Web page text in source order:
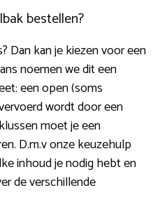
bestellen?
Dan kan je kiezen voor een
noemen we dit een
een open (soms
wordt door een
moet je een
D.m.v onze keuzehulp
inhoud je nodig hebt en
de verschillende